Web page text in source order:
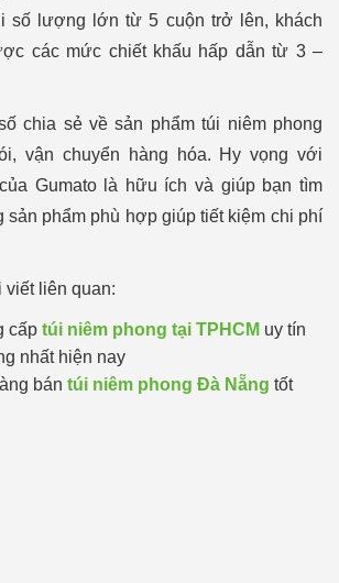
số lượng lớn từ 5 cuộn trở lên, khách
các mức chiết khấu hấp dẫn từ 3 –
chia sẻ về sản phẩm túi niêm phong
vận chuyển hàng hóa. Hy vọng với
Gumato là hữu ích và giúp bạn tìm
sản phẩm phù hợp giúp tiết kiệm chi phí
viết liên quan:
cấp túi niêm phong tại TPHCM uy tín
nhất hiện nay
bán túi niêm phong Đà Nẵng tốt